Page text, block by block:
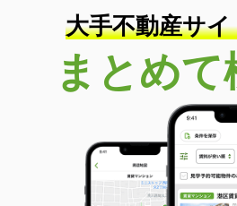
大手不動産サイ
まとめて